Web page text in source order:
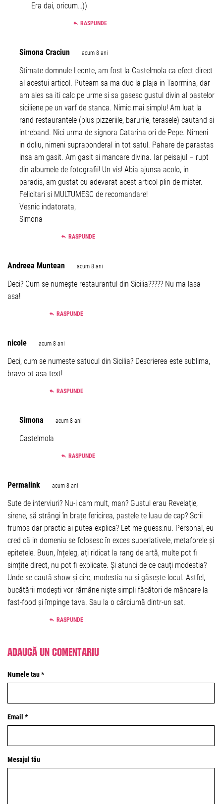
Era dai, oricum…))
RASPUNDE
Simona Craciun acum 8 ani
Stimate domnule Leonte, am fost la Castelmola ca efect direct
al acestui articol. Puteam sa ma duc la plaja in Taormina, dar
am ales sa iti calc pe urme si sa gasesc gustul divin al pastelor
siciliene pe un varf de stanca. Nimic mai simplu! Am luat la
rand restaurantele (plus pizzeriile, barurile, terasele) cautand si
intreband. Nici urma de signora Catarina ori de Pepe. Nimeni
in doliu, nimeni supraponderal in tot satul. Pahare de parastas
insa am gasit. Am gasit si mancare divina. Iar peisajul – rupt
din albumele de fotografii! Un vis! Abia ajunsa acolo, in
paradis, am gustat cu adevarat acest articol plin de mister.
Felicitari si MULTUMESC de recomandare!
Vesnic indatorata,
Simona
RASPUNDE
Andreea Muntean acum 8 ani
Deci? Cum se numește restaurantul din Sicilia????? Nu ma lasa
asa!
RASPUNDE
nicole acum 8 ani
Deci, cum se numeste satucul din Sicilia? Descrierea este sublima,
bravo pt asa text!
RASPUNDE
Simona acum 8 ani
Castelmola
RASPUNDE
Permalink acum 8 ani
Sute de interviuri? Nu-i cam mult, man? Gustul erau Revelație,
sirene, să strângi în brațe fericirea, pastele te luau de cap? Scrii
frumos dar practic ai putea explica? Let me guess:nu. Personal, eu
cred că in domeniu se folosesc în exces superlativele, metaforele și
epitetele. Buun, înțeleg, ați ridicat la rang de artă, multe pot fi
simțite direct, nu pot fi explicate. Și atunci de ce cauți modestia?
Unde se caută show și circ, modestia nu-și găsește locul. Astfel,
bucătării modești vor rămâne niște simpli făcători de mâncare la
fast-food și împinge tava. Sau la o cârciumă dintr-un sat.
RASPUNDE
Adaugă un comentariu
Numele tau *
Email *
Mesajul tău